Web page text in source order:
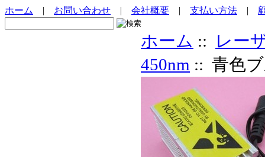
ホーム | お問い合わせ | 会社概要 | 支払い方法 |
ホーム ::
レー
450nm :: 青色